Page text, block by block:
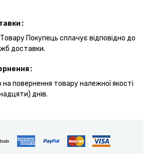
Покупець сплачує відповідно до
доставки.
повернення товару належної якості
днів.